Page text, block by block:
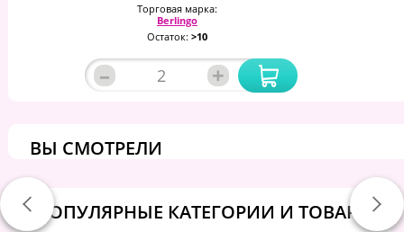
Торговая марка:
Berlingo
Остаток: >10
– +
ВЫ СМОТРЕЛИ
ПОПУЛЯРНЫЕ КАТЕГОРИИ И ТОВАРЫ: